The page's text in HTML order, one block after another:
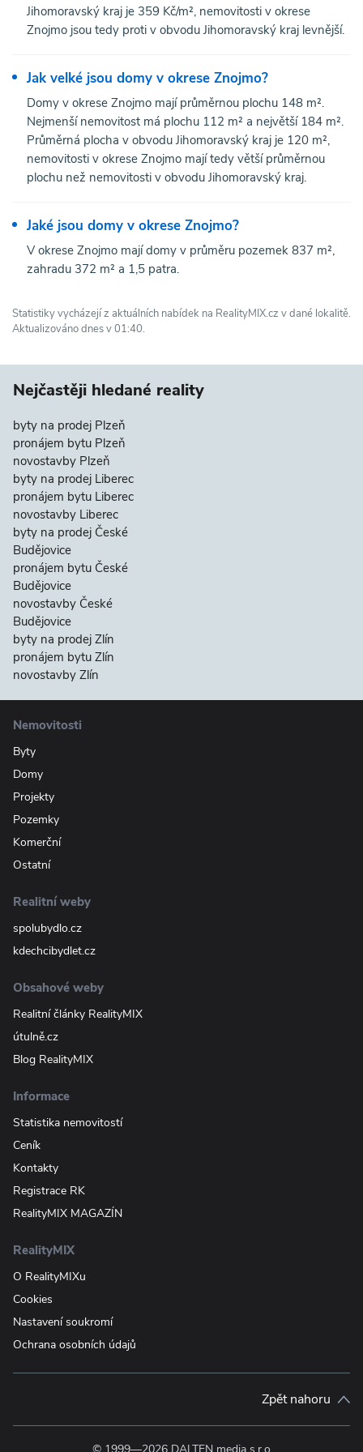
Jihomoravský kraj je 359 Kč/m², nemovitosti v okrese
Znojmo jsou tedy proti v obvodu Jihomoravský kraj levnější.
Jak velké jsou domy v okrese Znojmo?
Domy v okrese Znojmo mají průměrnou plochu 148 m².
Nejmenší nemovitost má plochu 112 m² a největší 184 m².
Průměrná plocha v obvodu Jihomoravský kraj je 120 m²,
nemovitosti v okrese Znojmo mají tedy větší průměrnou
plochu než nemovitosti v obvodu Jihomoravský kraj.
Jaké jsou domy v okrese Znojmo?
V okrese Znojmo mají domy v průměru pozemek 837 m²,
zahradu 372 m² a 1,5 patra.
Statistiky vycházejí z aktuálních nabídek na RealityMIX.cz v dané lokalitě.
Aktualizováno dnes v 01:40.
Nejčastěji hledané reality
byty na prodej Plzeň
pronájem bytu Plzeň
novostavby Plzeň
byty na prodej Liberec
pronájem bytu Liberec
novostavby Liberec
byty na prodej České
Budějovice
pronájem bytu České
Budějovice
novostavby České
Budějovice
byty na prodej Zlín
pronájem bytu Zlín
novostavby Zlín
Nemovitosti
Byty
Domy
Projekty
Pozemky
Komerční
Ostatní
Realitní weby
spolubydlo.cz
kdechcibydlet.cz
Obsahové weby
Realitní články RealityMIX
útulně.cz
Blog RealityMIX
Informace
Statistika nemovitostí
Ceník
Kontakty
Registrace RK
RealityMIX MAGAZÍN
RealityMIX
O RealityMIXu
Cookies
Nastavení soukromí
Ochrana osobních údajů
Zpět nahoru